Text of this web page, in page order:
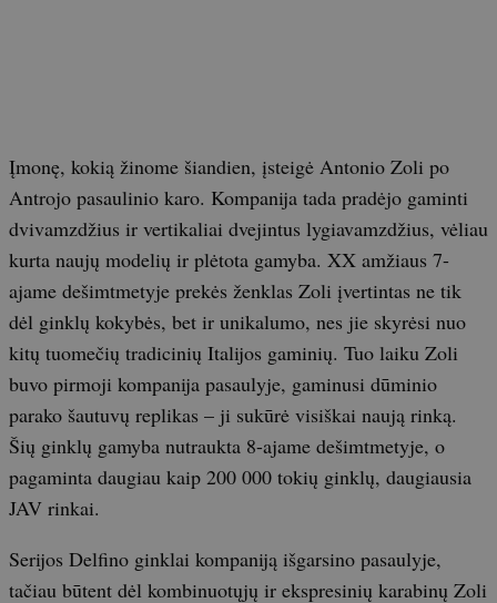
Įmonę, kokią žinome šiandien, įsteigė Antonio Zoli po
Antrojo pasaulinio karo. Kompanija tada pradėjo gaminti
dvivamzdžius ir vertikaliai dvejintus lygiavamzdžius, vėliau
kurta naujų modelių ir plėtota gamyba. XX amžiaus 7-
ajame dešimtmetyje prekės ženklas Zoli įvertintas ne tik
dėl ginklų kokybės, bet ir unikalumo, nes jie skyrėsi nuo
kitų tuomečių tradicinių Italijos gaminių. Tuo laiku Zoli
buvo pirmoji kompanija pasaulyje, gaminusi dūminio
parako šautuvų replikas – ji sukūrė visiškai naują rinką.
Šių ginklų gamyba nutraukta 8-ajame dešimtmetyje, o
pagaminta daugiau kaip 200 000 tokių ginklų, daugiausia
JAV rinkai.
Serijos Delfino ginklai kompaniją išgarsino pasaulyje,
tačiau būtent dėl kombinuotųjų ir ekspresinių karabinų Zoli